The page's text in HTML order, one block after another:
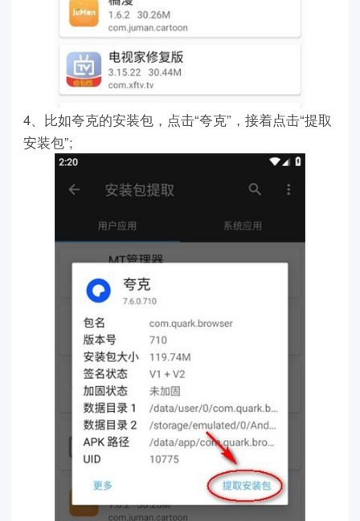
4、比如夸克的安装包，点击“夸克”，接着点击“提取
安装包”;